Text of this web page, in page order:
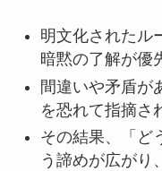
明文化されたル
暗黙の了解が優
間違いや矛盾が
を恐れて指摘さ
その結果、「ど
う諦めが広がり